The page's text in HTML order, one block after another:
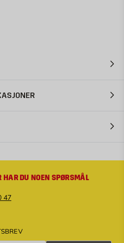
HAR DU NOEN SPØRSMÅL
47